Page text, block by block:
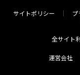
サイトポリシー プ
全サイト
運営会社